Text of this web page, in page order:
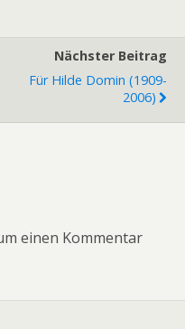
Nächster Beitrag
Für Hilde Domin (1909-
2006)
einen Kommentar